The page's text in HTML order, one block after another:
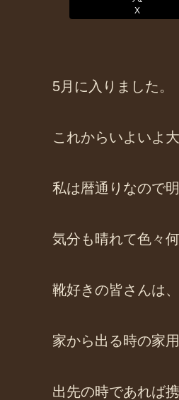
X
5月に入りました。
これからいよいよ
私は暦通りなので
気分も晴れて色々
靴好きの皆さんは
家から出る時の家用
出先の時であれば携